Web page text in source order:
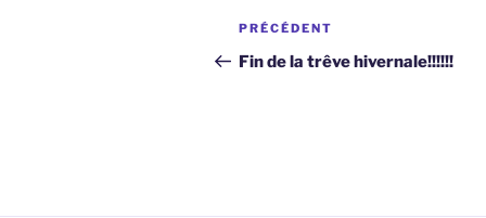
Navigation
de
Article
précédent
PRÉCÉDENT
Fin de la trêve hivernale!!!!!!